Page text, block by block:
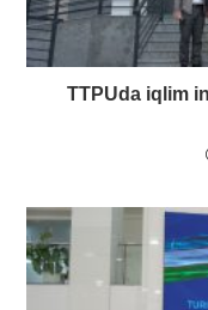
TTPUda iqlim